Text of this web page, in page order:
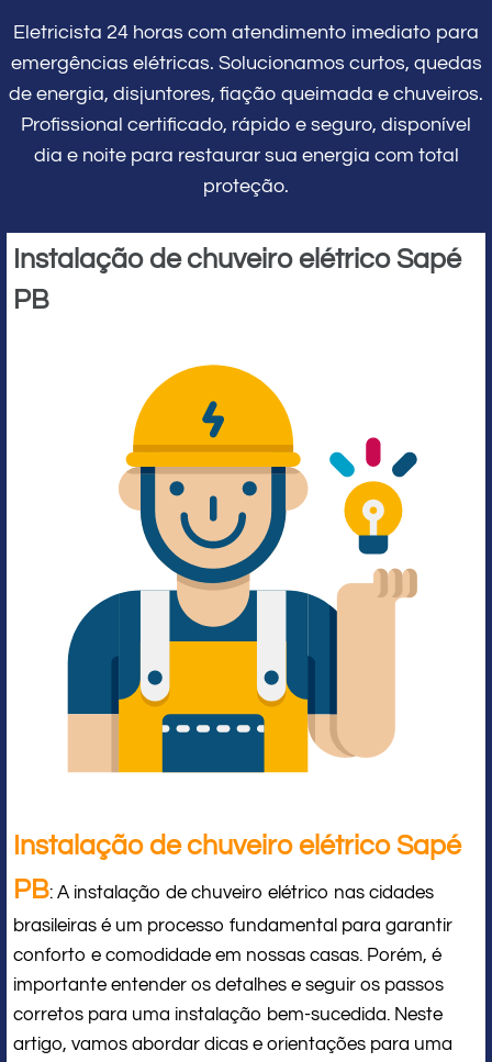
Eletricista 24 horas com atendimento imediato para
emergências elétricas. Solucionamos curtos, quedas
de energia, disjuntores, fiação queimada e chuveiros.
Profissional certificado, rápido e seguro, disponível
dia e noite para restaurar sua energia com total
proteção.
Instalação de chuveiro elétrico Sapé
PB
Instalação de chuveiro elétrico Sapé
PB: A instalação de chuveiro elétrico nas cidades
brasileiras é um processo fundamental para garantir
conforto e comodidade em nossas casas. Porém, é
importante entender os detalhes e seguir os passos
corretos para uma instalação bem-sucedida. Neste
artigo, vamos abordar dicas e orientações para uma